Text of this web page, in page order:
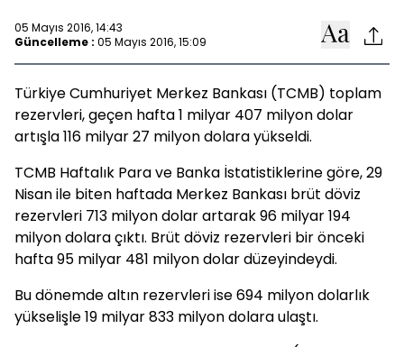
05 Mayıs 2016, 14:43
Güncelleme : 05 Mayıs 2016, 15:09
Türkiye Cumhuriyet Merkez Bankası (TCMB) toplam
rezervleri, geçen hafta 1 milyar 407 milyon dolar
artışla 116 milyar 27 milyon dolara yükseldi.
TCMB Haftalık Para ve Banka İstatistiklerine göre, 29
Nisan ile biten haftada Merkez Bankası brüt döviz
rezervleri 713 milyon dolar artarak 96 milyar 194
milyon dolara çıktı. Brüt döviz rezervleri bir önceki
hafta 95 milyar 481 milyon dolar düzeyindeydi.
Bu dönemde altın rezervleri ise 694 milyon dolarlık
yükselişle 19 milyar 833 milyon dolara ulaştı.